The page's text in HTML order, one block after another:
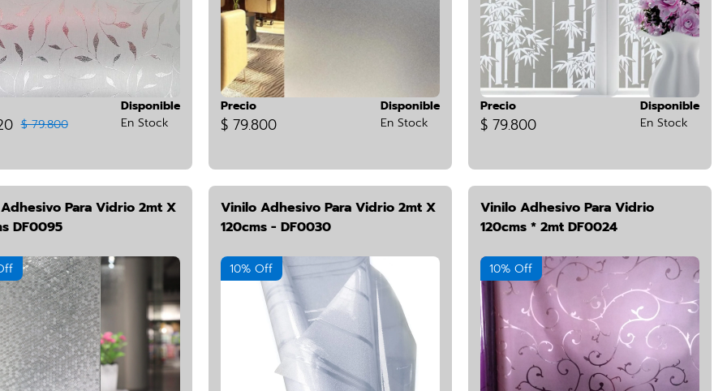
$ 79.800
Disponible
En Stock
Precio
$ 79.800
Disponible
En Stock
Precio
$ 79.800
Disponible
En Stock
Para Vidrio 2mt X
DF0095
Vinilo Adhesivo Para Vidrio 2mt X
120cms - DF0030
10% Off
Vinilo Adhesivo Para Vidrio
120cms * 2mt DF0024
10% Off